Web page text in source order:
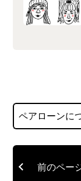
ービスに精
制度の解説
かりやすく
ペアローンに